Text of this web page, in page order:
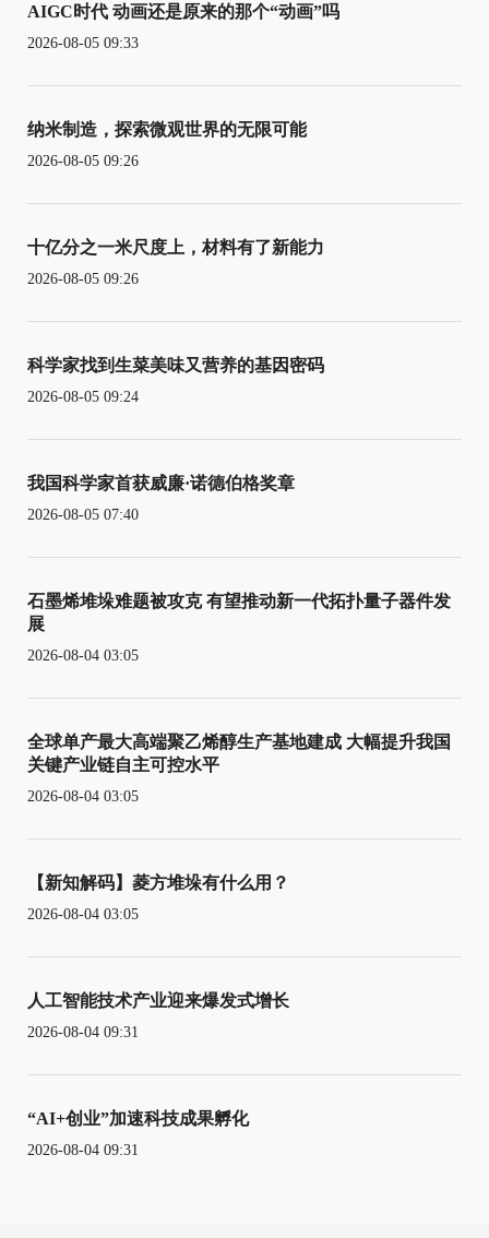
AIGC时代 动画还是原来的那个“动画”吗
2026-08-05 09:33
纳米制造，探索微观世界的无限可能
2026-08-05 09:26
十亿分之一米尺度上，材料有了新能力
2026-08-05 09:26
科学家找到生菜美味又营养的基因密码
2026-08-05 09:24
我国科学家首获威廉·诺德伯格奖章
2026-08-05 07:40
石墨烯堆垛难题被攻克 有望推动新一代拓扑量子器件发
展
2026-08-04 03:05
全球单产最大高端聚乙烯醇生产基地建成 大幅提升我国
关键产业链自主可控水平
2026-08-04 03:05
【新知解码】菱方堆垛有什么用？
2026-08-04 03:05
人工智能技术产业迎来爆发式增长
2026-08-04 09:31
“AI+创业”加速科技成果孵化
2026-08-04 09:31